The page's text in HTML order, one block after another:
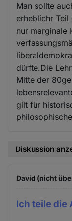
Man sollte
erheblichr Teil
nur marginale
dürfte.Die
Mitte der
gilt für
Diskussion
David (nicht
Ich teile die